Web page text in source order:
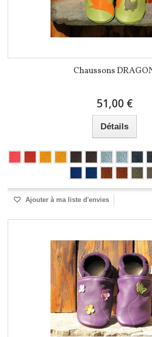
Chaussons
51,00 €
Détails
Ajouter à ma liste d'envies